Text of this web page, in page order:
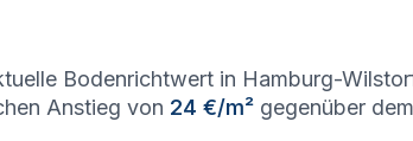
Bodenrichtwert in Hamburg-
Anstieg von 24 €/m² gegenüber